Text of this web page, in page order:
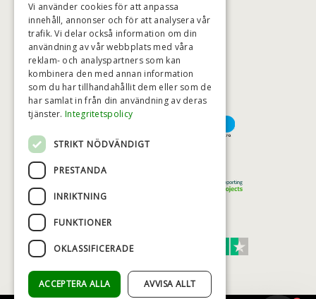
HÖGSTA KREDITVÄRDIGHET
BETALNINGSALTERNATIV
Vi använder cookies för att anpassa
innehåll, annonser och för att analysera vår
trafik. Vi delar också information om din
användning av vår webbplats med våra
reklam- och analyspartners som kan
kombinera den med annan information
som du har tillhandahållit dem eller som de
har samlat in från din användning av deras
tjänster. Integritetspolicy
STRIKT NÖDVÄNDIGT
PRESTANDA
INRIKTNING
FUNKTIONER
OKLASSIFICERADE
ACCEPTERA ALLA AVVISA ALLT